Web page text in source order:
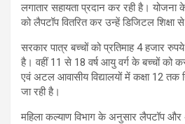
लगातार सहायता प्रदान कर रही है।
को लैपटॉप वितरित कर उन्हें डिजिटल शिक्षा
सरकार पात्र बच्चों को प्रतिमाह 4 हजार
है। वहीं 11 से 18 वर्ष आयु वर्ग के बच्चों को
एवं अटल आवासीय विद्यालयों में कक्षा 12 तक
जा रही है।
महिला कल्याण विभाग के अनुसार लैपटॉप